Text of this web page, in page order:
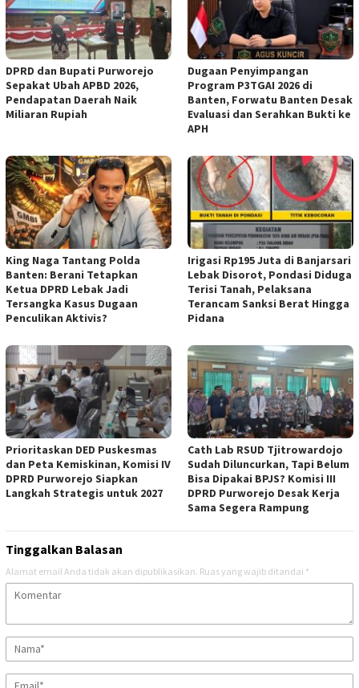
DPRD dan Bupati Purworejo
Sepakat Ubah APBD 2026,
Pendapatan Daerah Naik
Miliaran Rupiah ‎
Dugaan Penyimpangan
Program P3TGAI 2026 di
Banten, Forwatu Banten Desak
Evaluasi dan Serahkan Bukti ke
APH
‎King Naga Tantang Polda
Banten: Berani Tetapkan
Ketua DPRD Lebak Jadi
Tersangka Kasus Dugaan
Penculikan Aktivis? ‎
Irigasi Rp195 Juta di Banjarsari
Lebak Disorot, Pondasi Diduga
Terisi Tanah, Pelaksana
Terancam Sanksi Berat Hingga
Pidana
‎Prioritaskan DED Puskesmas
dan Peta Kemiskinan, Komisi IV
DPRD Purworejo Siapkan
Langkah Strategis untuk 2027 ‎
‎Cath Lab RSUD Tjitrowardojo
Sudah Diluncurkan, Tapi Belum
Bisa Dipakai BPJS? Komisi III
DPRD Purworejo Desak Kerja
Sama Segera Rampung
Tinggalkan Balasan
Alamat email Anda tidak akan dipublikasikan. Ruas yang wajib ditandai *